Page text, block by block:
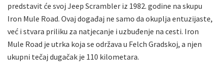
predstavit će svoj Jeep Scrambler iz 1982. godine na skupu
Iron Mule Road. Ovaj događaj ne samo da okuplja entuzijaste,
već i stvara priliku za natjecanje i uzbuđenje na cesti. Iron
Mule Road je utrka koja se održava u Felch Gradskoj, a njen
ukupni tečaj dugačak je 110 kilometara.